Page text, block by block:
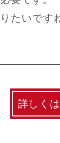
たいです
詳しく